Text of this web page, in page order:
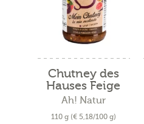
Chutney des
Hauses Feige
und...
Ah! Natur
110 g (€ 5,18/100 g)